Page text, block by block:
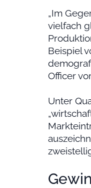
„Im
vielfach
Beispiel
Officer
Unter